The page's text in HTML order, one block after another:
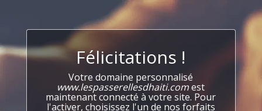
Félicitations !
Votre domaine personnalisé
www.lespasserellesdhaiti.comest
maintenant connecté à votre site. Pour
l'activer, choisissez l'un de nos forfaits